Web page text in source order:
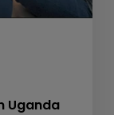
Uganda